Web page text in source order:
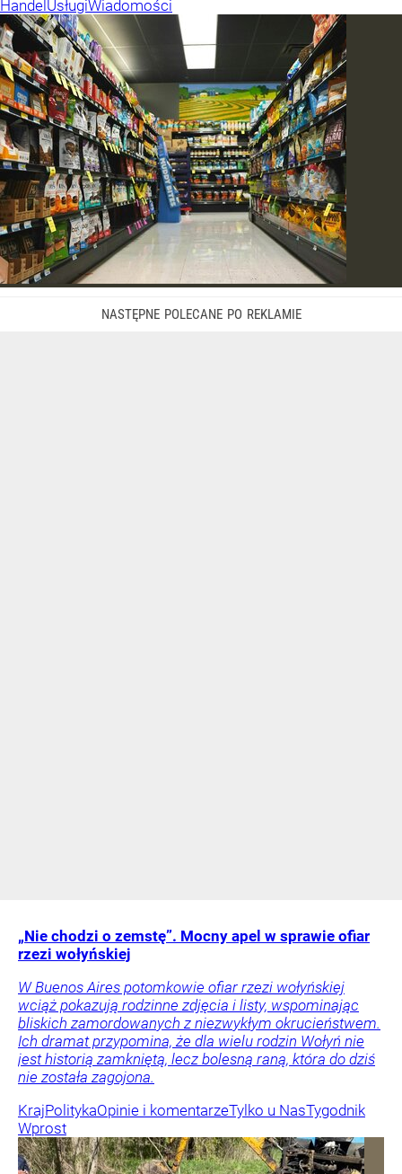
Handel UsługiWiadomości
„Nie chodzi o zemstę”. Mocny apel w sprawie ofiar
rzezi wołyńskiej
W Buenos Aires potomkowie ofiar rzezi wołyńskiej
wciąż pokazują rodzinne zdjęcia i listy, wspominając
bliskich zamordowanych z niezwykłym okrucieństwem.
Ich dramat przypomina, że dla wielu rodzin Wołyń nie
jest historią zamkniętą, lecz bolesną raną, która do dziś
nie została zagojona.
KrajPolitykaOpinie i komentarzeTylko u NasTygodnik
Wprost